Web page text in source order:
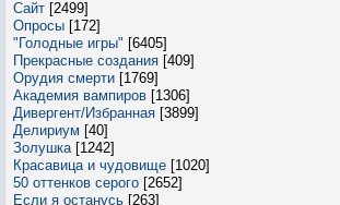
Сайт [2499]
Опросы [172]
"Голодные игры" [6405]
Прекрасные создания [409]
Орудия смерти [1769]
Академия вампиров [1306]
Дивергент/Избранная [3899]
Делириум [40]
Золушка [1242]
Красавица и чудовище [1020]
50 оттенков серого [2652]
Если я останусь [263]